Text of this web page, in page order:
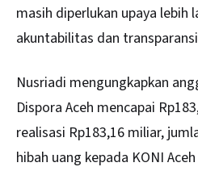
masih diperlukan upaya
akuntabilitas dan
Nusriadi mengungkapkan
Dispora Aceh mencapai
realisasi Rp183,16 miliar,
hibah uang kepada KONI